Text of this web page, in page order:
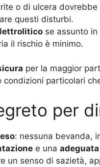
o di ulcera
questi disturbi.
se assunto
il rischio è minimo.
per la maggior
particolari
per
: nessuna bevanda,
e una
un senso di sazietà,